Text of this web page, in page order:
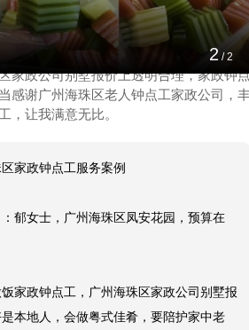
1 /2
是网上搜索广州海珠区老人钟点工家政
家政公司别墅报价上透明合理，家政钟
感谢广州海珠区老人钟点工家政公司，
，让我满意无比。
家政钟点工服务案例
：郁女士，广州海珠区凤安花园，预算在
饭家政钟点工，广州海珠区家政公司别墅报
本地人，会做粤式佳肴，要陪护家中老